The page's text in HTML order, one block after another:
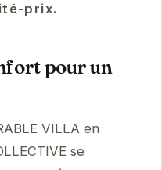
prix.
pour un
VILLA en
se